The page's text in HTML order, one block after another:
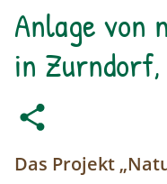
Anlage von
in
Das Projekt